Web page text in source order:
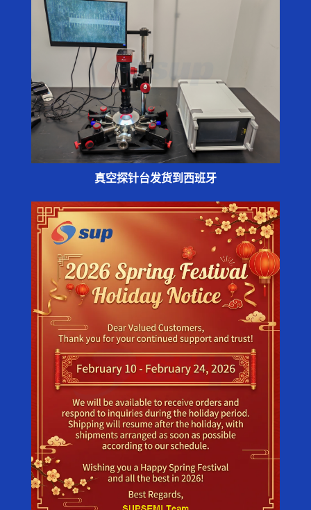
真空探针台发货到西班牙